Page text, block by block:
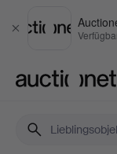
Schließen